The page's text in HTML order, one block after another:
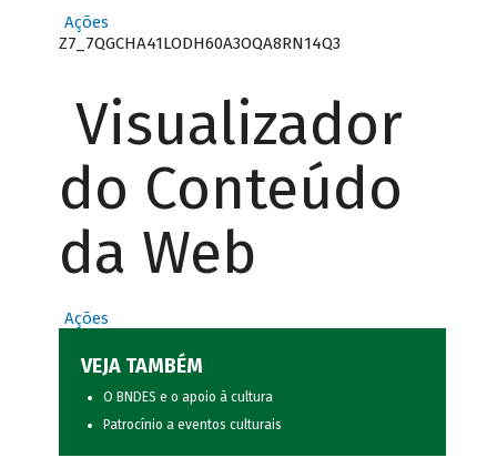
Ações
Z7_7QGCHA41LODH60A3OQA8RN14Q3
Visualizador
do Conteúdo
da Web
Ações
VEJA TAMBÉM
O BNDES e o apoio à cultura
Patrocínio a eventos culturais